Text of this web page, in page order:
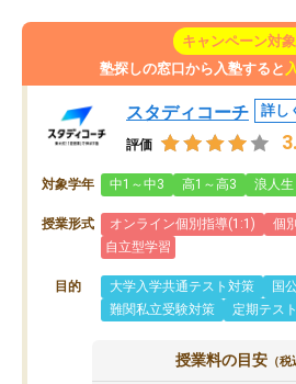
キャンペーン対
塾探しの窓口から入塾すると
スタディコーチ 詳し
評価
対象学年 中1～中3 高1～高3 浪人生
授業形式 オンライン個別指導(1:1) 個
自立型学習
目的 大学入学共通テスト対策
国
難関私立受験対策
定期テス
授業料の目安 （税